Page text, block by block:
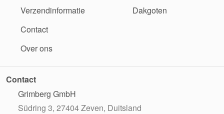
Verzendinformatie
Contact
Over ons
Dakgoten
Contact
Grimberg GmbH
Südring 3, 27404 Zeven, Duitsland